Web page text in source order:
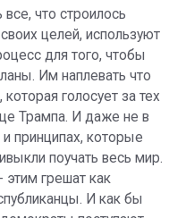
что строилось
целей, используют
для того, чтобы
Им наплевать что
голосует за тех
Трампа. И даже не в
принципах, которые
поучать весь мир.
грешат как
И как бы